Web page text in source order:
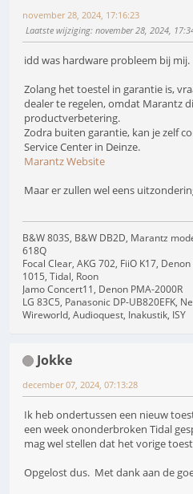
november 28, 2024, 17:16:23
Laatste wijziging: november 28, 2024,
idd was hardware probleem bij mij.
Zolang het toestel in garantie is,
dealer te regelen, omdat Marantz
productverbetering.
Zodra buiten garantie, kan je zelf
Service Center in Deinze.
Marantz Website
Maar er zullen wel eens
B&W 803S, B&W DB2D, Marantz
618Q
Focal Clear, AKG 702, FiiO K17,
1015, Tidal, Roon
Jamo Concert11, Denon PMA-2000R
LG 83C5, Panasonic DP-UB820EFK,
Wireworld, Audioquest, Inakustik, ISY
Jokke
december 07, 2024, 07:13:28
Ik heb ondertussen een nieuw
een week ononderbroken Tidal
mag wel stellen dat het vorige
Opgelost dus. Met dank aan de